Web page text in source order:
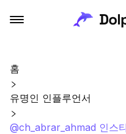
홈
유명인 인플루언서
@ch_abrar_ahmad 인스